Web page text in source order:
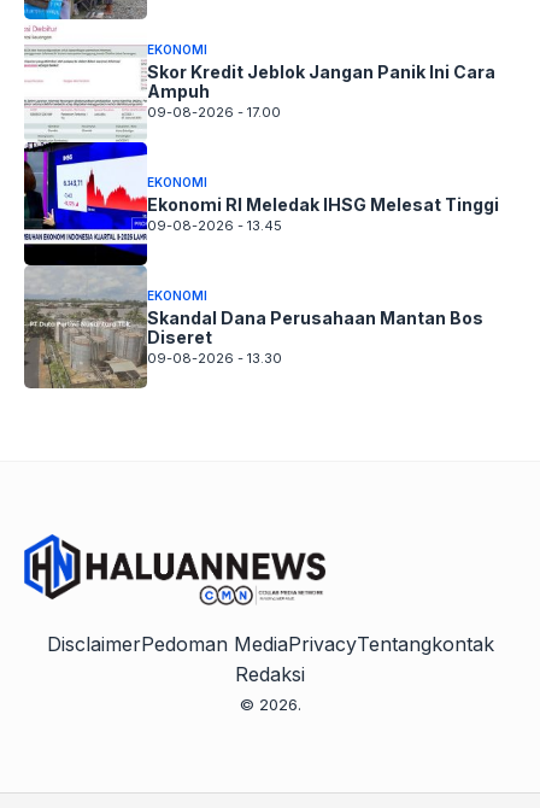
EKONOMI
Skor Kredit Jeblok Jangan Panik Ini Cara
Ampuh
09-08-2026 - 17.00
EKONOMI
Ekonomi RI Meledak IHSG Melesat Tinggi
09-08-2026 - 13.45
EKONOMI
Skandal Dana Perusahaan Mantan Bos
Diseret
09-08-2026 - 13.30
DisclaimerPedoman MediaPrivacyTentangkontak
Redaksi
© 2026.